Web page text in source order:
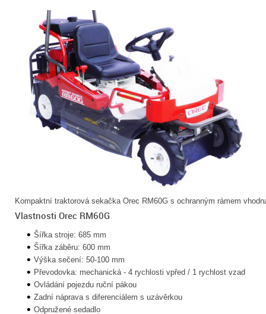
Kompaktní traktorová sekačka Orec RM60G s ochranným rámem
Vlastnosti Orec RM60G
Šířka stroje: 685 mm
Šířka záběru: 600 mm
Výška sečení: 50-100 mm
Převodovka: mechanická - 4 rychlosti vpřed / 1 rychlost vzad
Ovládání pojezdu ruční pákou
Zadní náprava s diferenciálem s uzávěrkou
Odpružené sedadlo